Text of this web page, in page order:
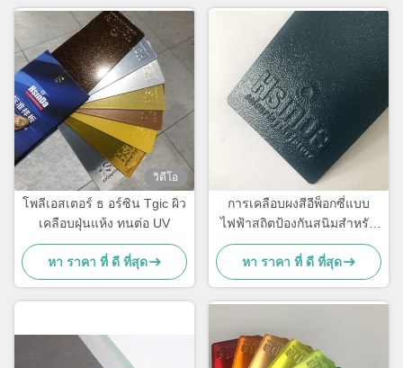
วิดีโอ
โพลีเอสเตอร์ ธ อร์ซิน Tgic ผิว
เคลือบฝุ่นแห้ง ทนต่อ UV
หา ราคา ที่ ดี ที่สุด
การเคลือบผงสีอีพ็อกซี่แบบ
ไฟฟ้าสถิตป้องกันสนิมสำหรับ
เหล็กเส้น
หา ราคา ที่ ดี ที่สุด